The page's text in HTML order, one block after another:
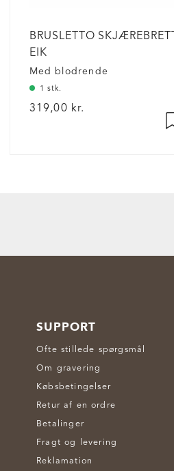
BRUSLETTO SKJÆREBRETT
EIK
Med blodrende
1 stk.
319,00 kr.
SUPPORT
Ofte stillede spørgsmål
Om gravering
Købsbetingelser
Retur af en ordre
Betalinger
Fragt og levering
Reklamation